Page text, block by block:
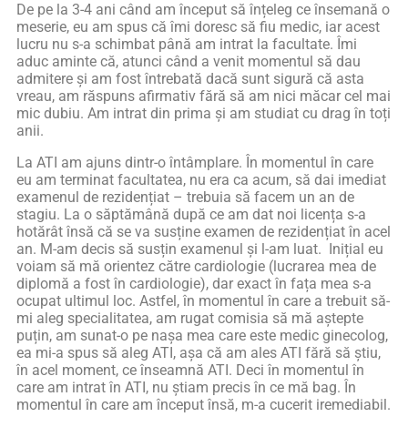
De pe la 3-4 ani când am început să înțeleg ce însemană o
meserie, eu am spus că îmi doresc să fiu medic, iar acest
lucru nu s-a schimbat până am intrat la facultate. Îmi
aduc aminte că, atunci când a venit momentul să dau
admitere și am fost întrebată dacă sunt sigură că asta
vreau, am răspuns afirmativ fără să am nici măcar cel mai
mic dubiu. Am intrat din prima și am studiat cu drag în toți
anii.
La ATI am ajuns dintr-o întâmplare. În momentul în care
eu am terminat facultatea, nu era ca acum, să dai imediat
examenul de rezidențiat – trebuia să facem un an de
stagiu. La o săptămână după ce am dat noi licența s-a
hotărât însă că se va susține examen de rezidențiat în acel
an. M-am decis să susțin examenul și l-am luat. Inițial eu
voiam să mă orientez către cardiologie (lucrarea mea de
diplomă a fost în cardiologie), dar exact în fața mea s-a
ocupat ultimul loc. Astfel, în momentul în care a trebuit să-
mi aleg specialitatea, am rugat comisia să mă aștepte
puțin, am sunat-o pe nașa mea care este medic ginecolog,
ea mi-a spus să aleg ATI, așa că am ales ATI fără să știu,
în acel moment, ce înseamnă ATI. Deci în momentul în
care am intrat în ATI, nu știam precis în ce mă bag. În
momentul în care am început însă, m-a cucerit iremediabil.